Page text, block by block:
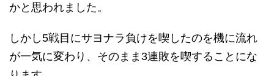
かと思われました。
しかし5戦目にサヨナラ負けを喫したのを機に流れ
が一気に変わり、そのまま3連敗を喫することにな